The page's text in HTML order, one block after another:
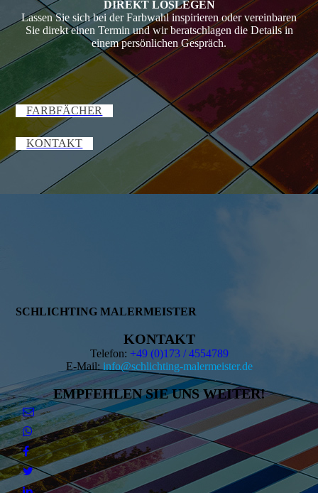
DIREKT LOSLEGEN
Lassen Sie sich bei der Farbwahl inspirieren oder vereinbaren
Sie direkt einen Termin und wir beratschlagen die Details in
einem persönlichen Gespräch.
FARBFÄCHER
KONTAKT
SCHLICHTING MALERMEISTER
KONTAKT
Telefon: +49 (0)173 / 4554789
E-Mail: info@schlichting-malermeister.de
EMPFEHLEN SIE UNS WEITER!